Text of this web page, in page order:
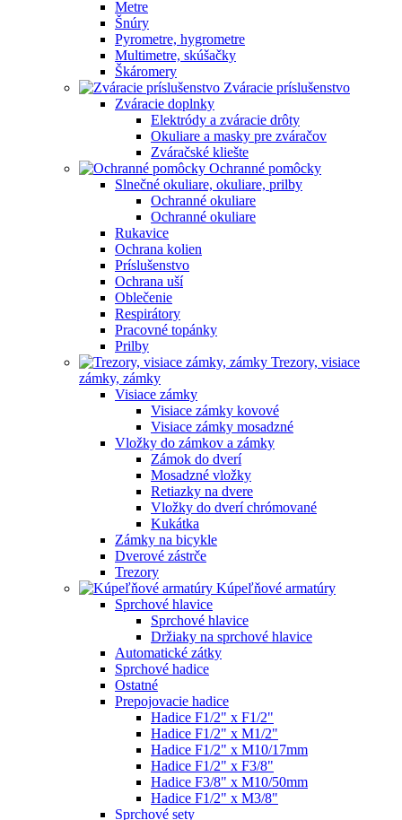
Metre
Šnúry
Pyrometre, hygrometre
Multimetre, skúšačky
Škáromery
Zváracie príslušenstvo
Zváracie doplnky
Elektródy a zváracie drôty
Okuliare a masky pre zváračov
Zváračské kliešte
Ochranné pomôcky
Slnečné okuliare, okuliare, prilby
Ochranné okuliare
Ochranné okuliare
Rukavice
Ochrana kolien
Príslušenstvo
Ochrana uší
Oblečenie
Respirátory
Pracovné topánky
Prilby
Trezory, visiace
zámky, zámky
Visiace zámky
Visiace zámky kovové
Visiace zámky mosadzné
Vložky do zámkov a zámky
Zámok do dverí
Mosadzné vložky
Retiazky na dvere
Vložky do dverí chrómované
Kukátka
Zámky na bicykle
Dverové zástrče
Trezory
Kúpeľňové armatúry
Sprchové hlavice
Sprchové hlavice
Držiaky na sprchové hlavice
Automatické zátky
Sprchové hadice
Ostatné
Prepojovacie hadice
Hadice F1/2" x F1/2"
Hadice F1/2" x M1/2"
Hadice F1/2" x M10/17mm
Hadice F1/2" x F3/8"
Hadice F3/8" x M10/50mm
Hadice F1/2" x M3/8"
Sprchové sety